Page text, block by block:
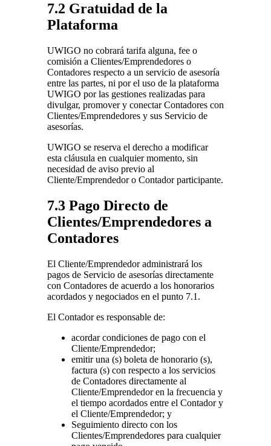
7.2 Gratuidad de la
Plataforma
UWIGO no cobrará tarifa alguna, fee o
comisión a Clientes/Emprendedores o
Contadores respecto a un servicio de asesoría
entre las partes, ni por el uso de la plataforma
UWIGO por las gestiones realizadas para
divulgar, promover y conectar Contadores con
Clientes/Emprendedores y sus Servicio de
asesorías.
UWIGO se reserva el derecho a modificar
esta cláusula en cualquier momento, sin
necesidad de aviso previo al
Cliente/Emprendedor o Contador participante.
7.3 Pago Directo de
Clientes/Emprendedores a
Contadores
El Cliente/Emprendedor administrará los
pagos de Servicio de asesorías directamente
con Contadores de acuerdo a los honorarios
acordados y negociados en el punto 7.1.
El Contador es responsable de:
acordar condiciones de pago con el
Cliente/Emprendedor;
emitir una (s) boleta de honorario (s),
factura (s) con respecto a los servicios
de Contadores directamente al
Cliente/Emprendedor en la frecuencia y
el tiempo acordados entre el Contador y
el Cliente/Emprendedor; y
Seguimiento directo con los
Clientes/Emprendedores para cualquier